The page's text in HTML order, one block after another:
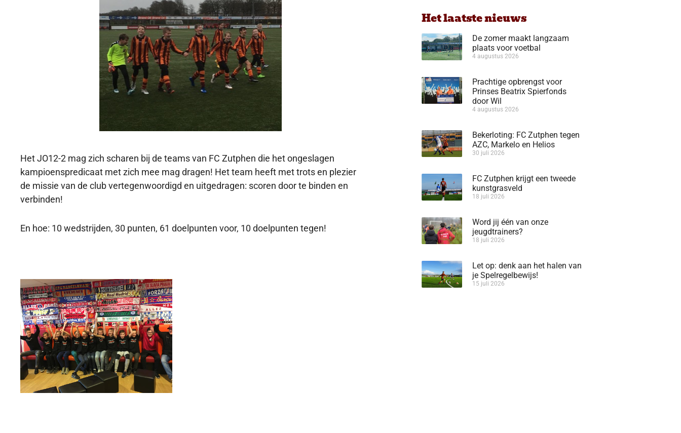
Het JO12-2 mag zich scharen bij de teams van FC Zutphen die het ongeslagen
kampioenspredicaat met zich mee mag dragen! Het team heeft met trots en plezier
de missie van de club vertegenwoordigd en uitgedragen: scoren door te binden en
verbinden!
En hoe: 10 wedstrijden, 30 punten, 61 doelpunten voor, 10 doelpunten tegen!
Het laatste nieuws
De zomer maakt langzaam
plaats voor voetbal
4 augustus 2026
Prachtige opbrengst voor
Prinses Beatrix Spierfonds
door Wil
4 augustus 2026
Bekerloting: FC Zutphen tegen
AZC, Markelo en Helios
30 juli 2026
FC Zutphen krijgt een tweede
kunstgrasveld
18 juli 2026
Word jij één van onze
jeugdtrainers?
18 juli 2026
Let op: denk aan het halen van
je Spelregelbewijs!
15 juli 2026